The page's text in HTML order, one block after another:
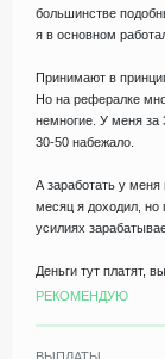
большинстве
я в основном
Принимают в
Но на рефералке
немногие. У меня за
30-50 набежало.
А заработать у меня
месяц я доходил, но
усилиях
Деньги тут платят,
РЕКОМЕНДУЮ